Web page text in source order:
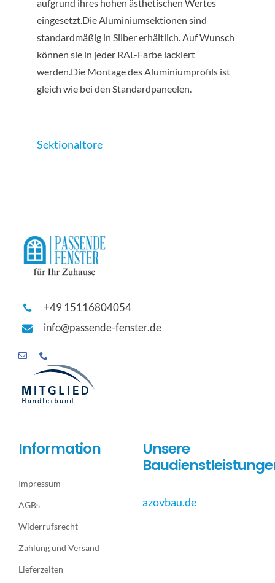
aufgrund ihres hohen ästhetischen Wertes
eingesetzt.Die Aluminiumsektionen sind
standardmäßig in Silber erhältlich. Auf Wunsch
können sie in jeder RAL-Farbe lackiert
werden.Die Montage des Aluminiumprofils ist
gleich wie bei den Standardpaneelen.
Sektionaltore
+49 15116804054
info@passende-fenster.de
Information
Impressum
AGBs
Widerrufsrecht
Zahlung und Versand
Lieferzeiten
Unsere
azovbau.de